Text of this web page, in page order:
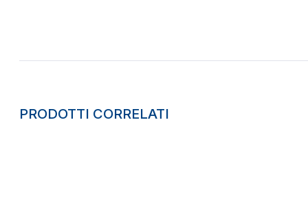
PRODOTTI CORRELATI